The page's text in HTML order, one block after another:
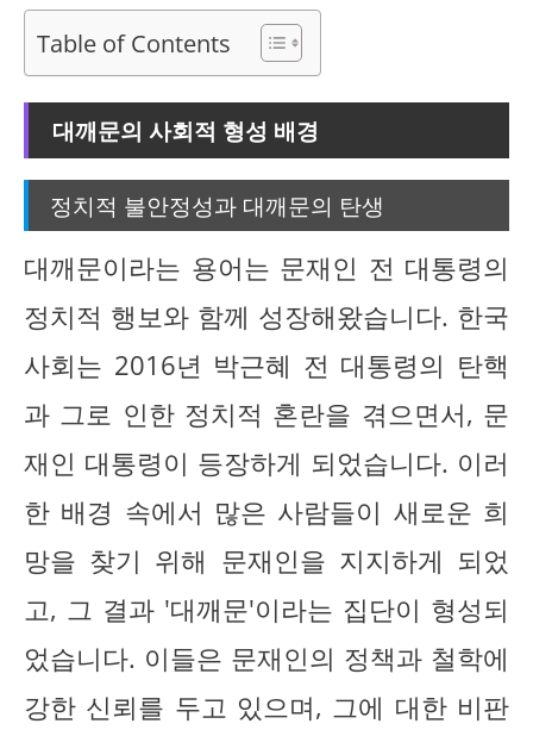
Table of Contents
대깨문의 사회적 형성 배경
정치적 불안정성과 대깨문의 탄생
대깨문이라는 용어는 문재인 전 대통령의
정치적 행보와 함께 성장해왔습니다. 한국
사회는 2016년 박근혜 전 대통령의 탄핵
과 그로 인한 정치적 혼란을 겪으면서, 문
재인 대통령이 등장하게 되었습니다. 이러
한 배경 속에서 많은 사람들이 새로운 희
망을 찾기 위해 문재인을 지지하게 되었
고, 그 결과 '대깨문'이라는 집단이 형성되
었습니다. 이들은 문재인의 정책과 철학에
강한 신뢰를 두고 있으며, 그에 대한 비판